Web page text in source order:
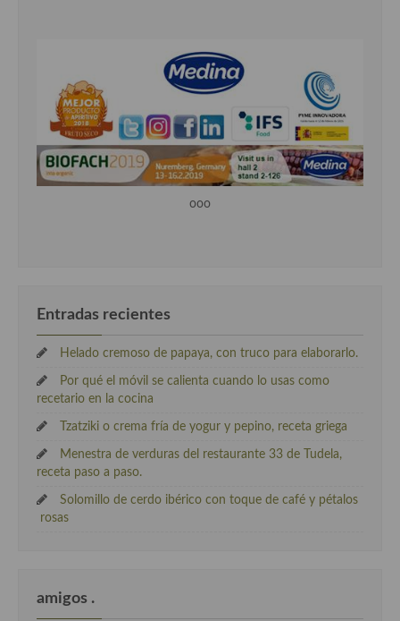
ooo
Entradas recientes
Helado cremoso de papaya, con truco para elaborarlo.
Por qué el móvil se calienta cuando lo usas como
recetario en la cocina
Tzatziki o crema fría de yogur y pepino, receta griega
Menestra de verduras del restaurante 33 de Tudela,
receta paso a paso.
Solomillo de cerdo ibérico con toque de café y pétalos
rosas
amigos .